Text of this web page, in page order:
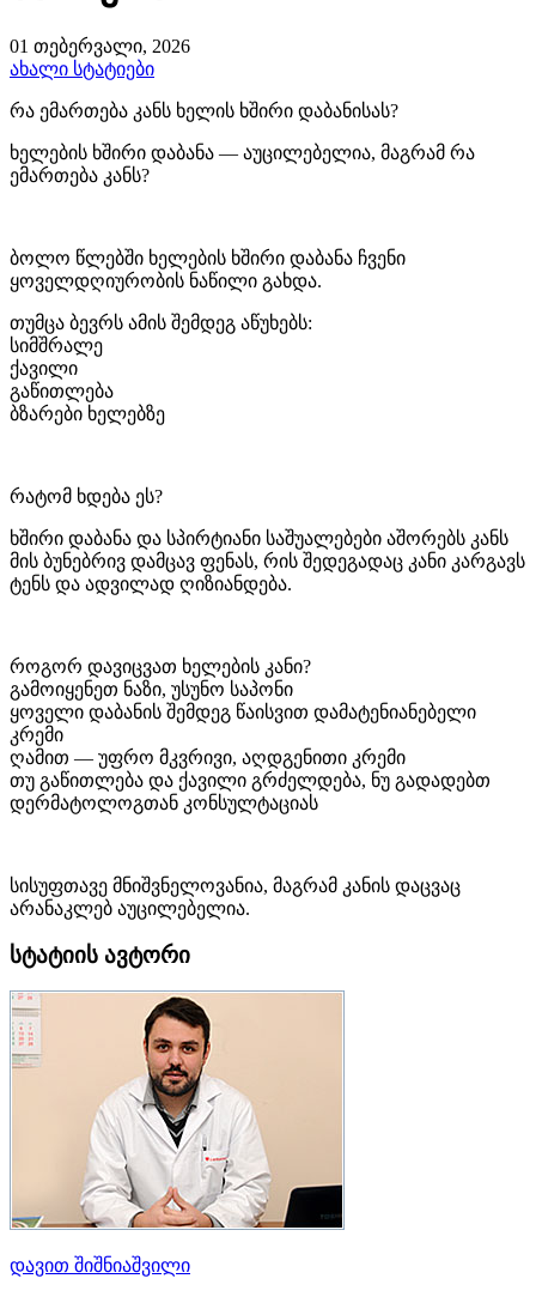
01 თებერვალი, 2026
ახალი სტატიები
რა ემართება კანს ხელის ხშირი დაბანისას?
ხელების ხშირი დაბანა — აუცილებელია, მაგრამ რა
ემართება კანს?
ბოლო წლებში ხელების ხშირი დაბანა ჩვენი
ყოველდღიურობის ნაწილი გახდა.
თუმცა ბევრს ამის შემდეგ აწუხებს:
სიმშრალე
ქავილი
გაწითლება
ბზარები ხელებზე
რატომ ხდება ეს?
ხშირი დაბანა და სპირტიანი საშუალებები აშორებს კანს
მის ბუნებრივ დამცავ ფენას, რის შედეგადაც კანი კარგავს
ტენს და ადვილად ღიზიანდება.
როგორ დავიცვათ ხელების კანი?
გამოიყენეთ ნაზი, უსუნო საპონი
ყოველი დაბანის შემდეგ წაისვით დამატენიანებელი
კრემი
ღამით — უფრო მკვრივი, აღდგენითი კრემი
თუ გაწითლება და ქავილი გრძელდება, ნუ გადადებთ
დერმატოლოგთან კონსულტაციას
სისუფთავე მნიშვნელოვანია, მაგრამ კანის დაცვაც
არანაკლებ აუცილებელია.
სტატიის ავტორი
დავით შიშნიაშვილი